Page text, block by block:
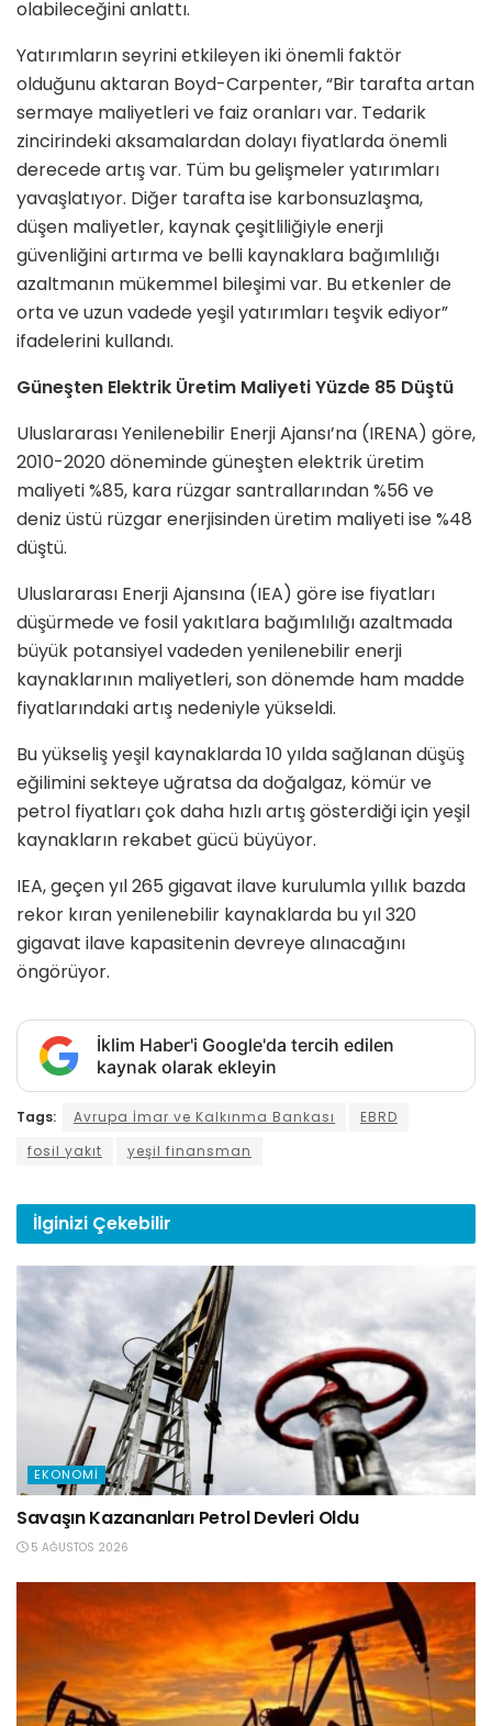
olabileceğini anlattı.
Yatırımların seyrini etkileyen iki önemli faktör
olduğunu aktaran Boyd-Carpenter, “Bir tarafta artan
sermaye maliyetleri ve faiz oranları var. Tedarik
zincirindeki aksamalardan dolayı fiyatlarda önemli
derecede artış var. Tüm bu gelişmeler yatırımları
yavaşlatıyor. Diğer tarafta ise karbonsuzlaşma,
düşen maliyetler, kaynak çeşitliliğiyle enerji
güvenliğini artırma ve belli kaynaklara bağımlılığı
azaltmanın mükemmel bileşimi var. Bu etkenler de
orta ve uzun vadede yeşil yatırımları teşvik ediyor”
ifadelerini kullandı.
Güneşten Elektrik Üretim Maliyeti Yüzde 85 Düştü
Uluslararası Yenilenebilir Enerji Ajansı’na (IRENA) göre,
2010-2020 döneminde güneşten elektrik üretim
maliyeti %85, kara rüzgar santrallarından %56 ve
deniz üstü rüzgar enerjisinden üretim maliyeti ise %48
düştü.
Uluslararası Enerji Ajansına (IEA) göre ise fiyatları
düşürmede ve fosil yakıtlara bağımlılığı azaltmada
büyük potansiyel vadeden yenilenebilir enerji
kaynaklarının maliyetleri, son dönemde ham madde
fiyatlarındaki artış nedeniyle yükseldi.
Bu yükseliş yeşil kaynaklarda 10 yılda sağlanan düşüş
eğilimini sekteye uğratsa da doğalgaz, kömür ve
petrol fiyatları çok daha hızlı artış gösterdiği için yeşil
kaynakların rekabet gücü büyüyor.
IEA, geçen yıl 265 gigavat ilave kurulumla yıllık bazda
rekor kıran yenilenebilir kaynaklarda bu yıl 320
gigavat ilave kapasitenin devreye alınacağını
öngörüyor.
İklim Haber'i Google'da tercih edilen
kaynak olarak ekleyin
Tags: Avrupa İmar ve Kalkınma Bankası
EBRD
fosil yakıt
yeşil finansman
İlginizi Çekebilir
EKONOMI
Savaşın Kazananları Petrol Devleri Oldu
5 AĞUSTOS 2026